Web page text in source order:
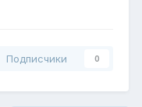
Подписчики 0